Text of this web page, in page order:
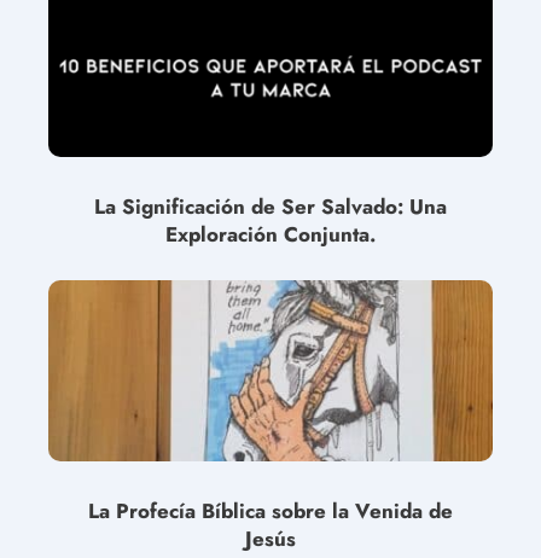
La Significación de Ser Salvado: Una
Exploración Conjunta.
La Profecía Bíblica sobre la Venida de
Jesús